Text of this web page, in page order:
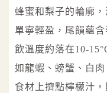
蜂蜜和梨子的輪廓
單寧輕盈，尾韻蘊
飲溫度約落在10-
如龍蝦、螃蟹、白
食材上擠點檸檬汁